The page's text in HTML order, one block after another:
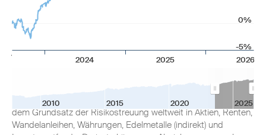
2024 2025 2026
-5%
0%
2010 2015 2020 2025
Anlageziel
umfassende integrierte Vermögensverwaltung für langfristig
orientierte Investoren. Das Fondsmanagement investiert nach
dem Grundsatz der Risikostreuung weltweit in Aktien, Renten,
Wandelanleihen, Währungen, Edelmetalle (indirekt) und